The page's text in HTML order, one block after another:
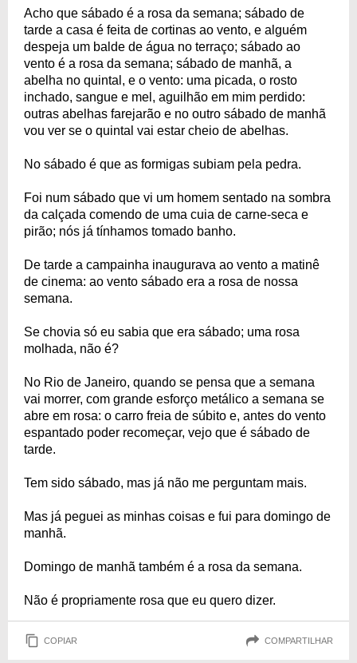
Acho que sábado é a rosa da semana; sábado de
tarde a casa é feita de cortinas ao vento, e alguém
despeja um balde de água no terraço; sábado ao
vento é a rosa da semana; sábado de manhã, a
abelha no quintal, e o vento: uma picada, o rosto
inchado, sangue e mel, aguilhão em mim perdido:
outras abelhas farejarão e no outro sábado de manhã
vou ver se o quintal vai estar cheio de abelhas.
No sábado é que as formigas subiam pela pedra.
Foi num sábado que vi um homem sentado na sombra
da calçada comendo de uma cuia de carne-seca e
pirão; nós já tínhamos tomado banho.
De tarde a campainha inaugurava ao vento a matinê
de cinema: ao vento sábado era a rosa de nossa
semana.
Se chovia só eu sabia que era sábado; uma rosa
molhada, não é?
No Rio de Janeiro, quando se pensa que a semana
vai morrer, com grande esforço metálico a semana se
abre em rosa: o carro freia de súbito e, antes do vento
espantado poder recomeçar, vejo que é sábado de
tarde.
Tem sido sábado, mas já não me perguntam mais.
Mas já peguei as minhas coisas e fui para domingo de
manhã.
Domingo de manhã também é a rosa da semana.
Não é propriamente rosa que eu quero dizer.
COPIAR COMPARTILHAR